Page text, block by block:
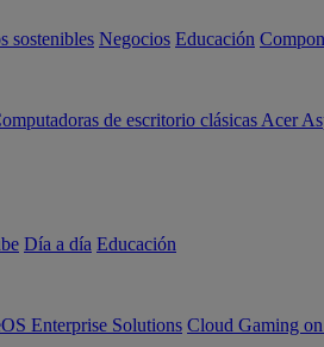
sostenibles Negocios Educación
de escritorio clásicas Acer
Día a día Educación
Enterprise Solutions Cloud Gaming